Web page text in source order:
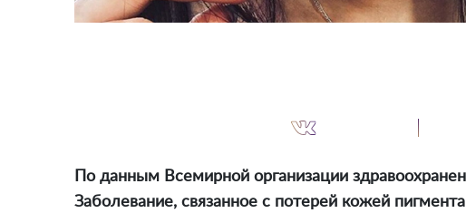
По данным Всемирной организации
Заболевание, связанное с потерей кожей